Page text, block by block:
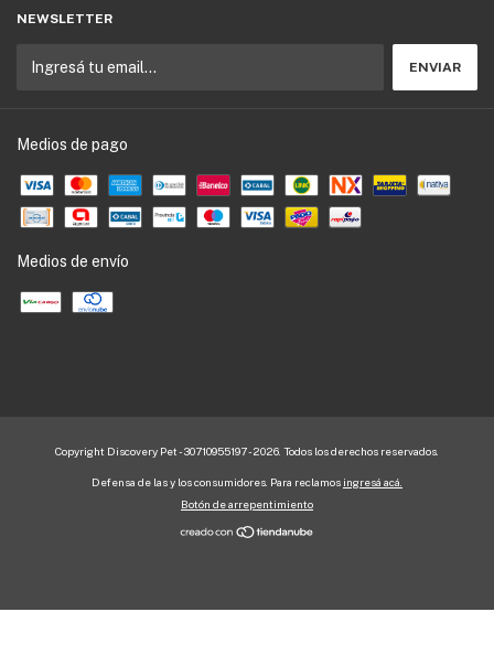
NEWSLETTER
Medios de pago
Medios de envío
Copyright Discovery Pet - 30710955197 - 2026. Todos los derechos reservados.
Defensa de las y los consumidores. Para reclamos ingresá acá.
Botón de arrepentimiento